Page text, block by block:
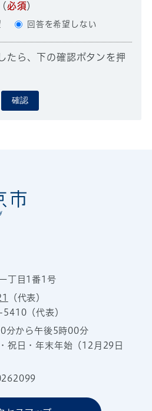
（必須）
回答を希望しない
たら、下の確認ボタンを押
確認
丁目1番1号
（代表）
（代表）
分から午後5時00分
祝日・年末年始（12月29日